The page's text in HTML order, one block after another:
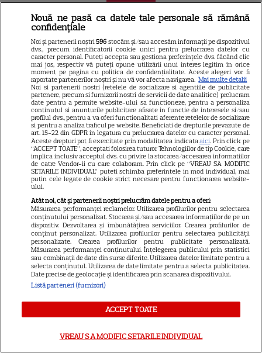
68
VEDETE ROMÂNEŞTI
Vedete din România care au
ales nume speciale pentru
copii: de la Nina, fetița Laurei
Cosoi, la Jessica lui Pepe și
Josephine a Ginei Pistol
Exclusiv
16
TELEVIZIUNE
Oana Monea, dezvăluiri despre
„Insula Iubirii: Reuniuni”. Ce
spune despre foștii
au rămas nerezolvate”
EXCLUSIV
VEDETE ROMÂNEŞTI
Chef Orlando Zaharia și soția
lui, Mădălina, au împlinit 22 de
ziua nunții și povestea lor de
Nouă ne pasă ca datele tale personale să rămână
confidențiale
Noi și partenerii noștri596 stocăm și/sau accesăm informații pe dispozitivul
dvs., precum identificatorii cookie unici pentru prelucrarea datelor cu
caracter personal. Puteți accepta sau gestiona preferințele dvs. făcând clic
mai jos, respectiv vă puteți opune utilizării unui interes legitim în orice
moment pe pagina cu politica de confidențialitate. Aceste alegeri vor fi
raportate partenerilor noștri și nu vă vor afecta navigarea. Mai multe detalii
Noi si partenerii nostri (retelele de socializare si agentiile de publicitate
partenere, precum si furnizorii nostri de servicii de date analitice) prelucram
date pentru a permite website-ului sa functioneze, pentru a personaliza
continutul si anunturile publicitare afisate in functie de interesele si/sau
profilul dvs., pentru a va oferi functionalitati aferente retelelor de socializare
si pentru a analiza traficul pe website. Beneficiati de drepturile prevazute de
art. 15-22 din GDPR in legatura cu prelucrarea datelor cu caracter personal.
Aceste drepturi pot fi exercitate prin modalitatea indicataaici. Prin click pe
“ACCEPT TOATE”, acceptati folosirea tuturor Tehnologiilor de tip Cookie, care
implica inclusiv acceptul dvs. cu privire la stocarea/accesarea informatiilor
de catre Vendor-ii cu care colaboram. Prin click pe “VREAU SA MODIFIC
SETARILE INDIVIDUAL” puteti schimba preferintele in mod individual, mai
putin cele legate de cookie strict necesare pentru functionarea website-
ului.
Atât noi, cât și partenerii noștri prelucrăm datele pentru a oferi:
Măsurarea performanței reclamelor. Utilizarea profilurilor pentru selectarea
conținutului personalizat. Stocarea și/sau accesarea informațiilor de pe un
dispozitiv. Dezvoltarea și îmbunătățirea serviciilor. Crearea profilurilor de
conținut personalizat. Utilizarea profilurilor pentru selectarea publicității
personalizate. Crearea profilurilor pentru publicitate personalizată.
Măsurarea performanței conținutului. Înțelegerea publicului prin statistici
sau combinații de date din surse diferite. Utilizarea datelor limitate pentru a
selecta conținutul. Utilizarea de date limitate pentru a selecta publicitatea.
Date precise de geolocație și identificarea prin scanarea dispozitivului.
Listă parteneri (furnizori)
ACCEPT TOATE
VREAU SA MODIFIC SETARILE INDIVIDUAL